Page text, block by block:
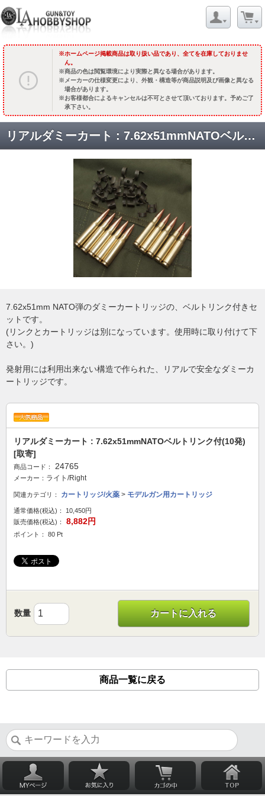
ホームページ掲載商品は取り扱い品であり、全てを在庫しておりませ
ん。
商品の色は閲覧環境により実際と異なる場合があります。
メーカーの仕様変更により、外観・構造等が商品説明及び画像と異なる
場合があります。
お客様都合によるキャンセルは不可とさせて頂いております。予めご了
承下さい。
リアルダミーカート : 7.62x51mmNATOベルトリンク付(10発) [取寄]
7.62x51mm NATO弾のダミーカートリッジの、ベルトリンク付きセ
ットです。
(リンクとカートリッジは別になっています。使用時に取り付けて下
さい。)
発射用には利用出来ない構造で作られた、リアルで安全なダミーカ
ートリッジです。
リアルダミーカート : 7.62x51mmNATOベルトリンク付(10発)
[取寄]
商品コード： 24765
メーカー： ライト/Right
関連カテゴリ： カートリッジ/火薬 > モデルガン用カートリッジ
通常価格(税込)：
10,450円
販売価格(税込)：
8,882円
ポイント： 80 Pt
数量 カートに入れる
商品一覧に戻る